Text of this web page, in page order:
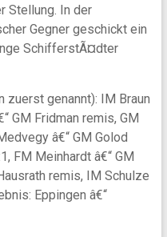
Stellung. In der
Gegner geschickt ein
SchifferstÃ¤dter
zuerst genannt): IM Braun
GM Fridman remis, GM
â€“ GM Golod
FM Meinhardt â€“ GM
remis, IM Schulze
Eppingen â€“